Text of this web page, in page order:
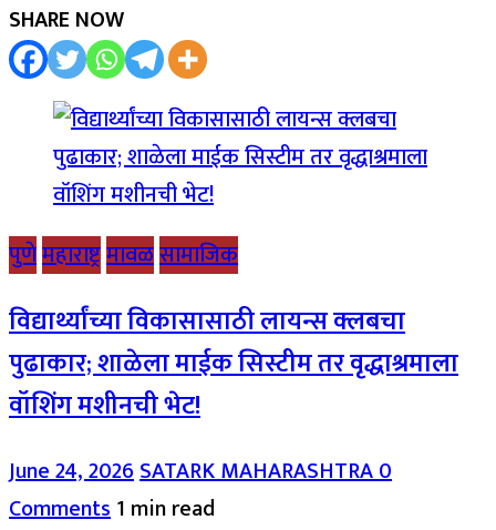
SHARE NOW
पुणेमहाराष्ट्रमावळसामाजिक
विद्यार्थ्यांच्या विकासासाठी लायन्स क्लबचा
पुढाकार; शाळेला माईक सिस्टीम तर वृद्धाश्रमाला
वॉशिंग मशीनची भेट!
June 24, 2026SATARK MAHARASHTRA0
Comments1 min read